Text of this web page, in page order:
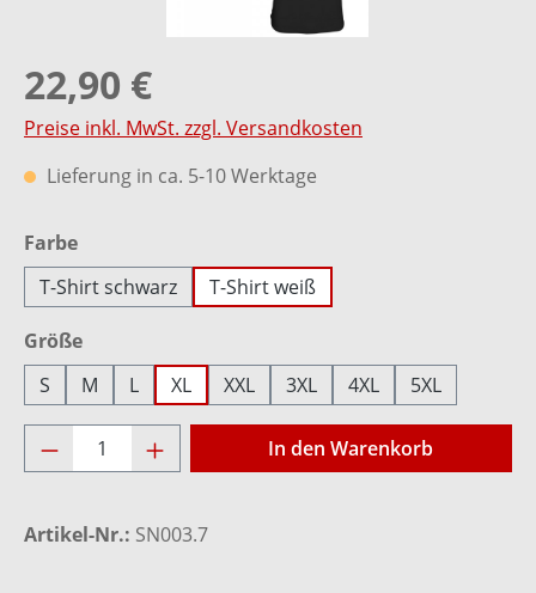
22,90 €
Preise inkl. MwSt. zzgl. Versandkosten
Lieferung in ca. 5-10 Werktage
Farbeauswählen
T-Shirt schwarz
T-Shirt weiß
Größeauswählen
S
M L XL XXL 3XL 4XL 5XL
Produkt Anzahl: Gib den gewünschten
In den Warenkorb
Artikel-Nr.: SN003.7